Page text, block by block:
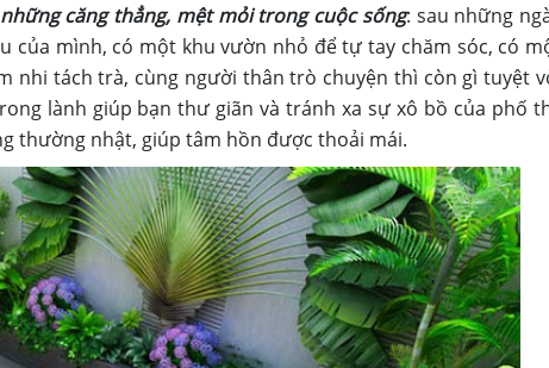
căng thẳng, mệt mỏi trong cuộc sống: sau những
của mình, có một khu vườn nhỏ để tự tay chăm sóc, có
nhi tách trà, cùng người thân trò chuyện thì còn gì tuyệt
lành giúp bạn thư giãn và tránh xa sự xô bồ của phố
thường nhật, giúp tâm hồn được thoải mái.